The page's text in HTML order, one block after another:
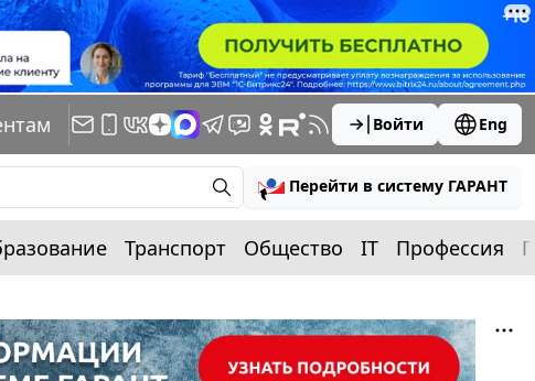
Войти Eng
Перейти в систему ГАРАНТ
Транспорт Общество IT Профессия